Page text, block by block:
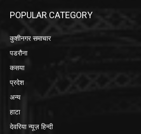
POPULAR CATEGORY
कुशीनगर समाचार
पडरौना
कसया
प्रदेश
अन्य
हाटा
देवरिया न्यूज़ हिन्दी